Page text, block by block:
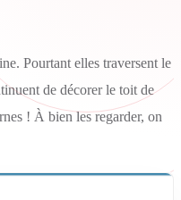
Pourtant elles traversent le
de décorer le toit de
! À bien les regarder, on